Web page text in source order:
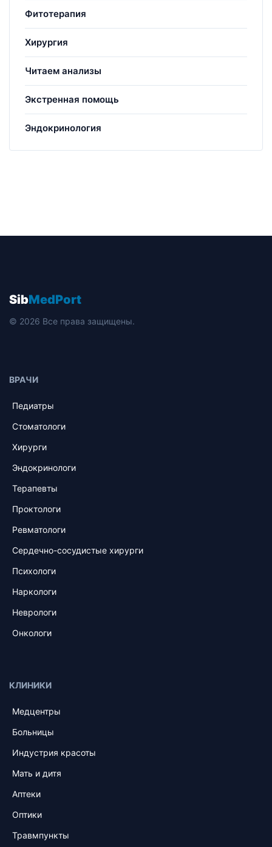
Фитотерапия
Хирургия
Читаем анализы
Экстренная помощь
Эндокринология
SibMedPort
© 2026 Все права защищены.
ВРАЧИ
Педиатры
Стоматологи
Хирурги
Эндокринологи
Терапевты
Проктологи
Ревматологи
Сердечно-сосудистые хирурги
Психологи
Наркологи
Неврологи
Онкологи
КЛИНИКИ
Медцентры
Больницы
Индустрия красоты
Мать и дитя
Аптеки
Оптики
Травмпункты